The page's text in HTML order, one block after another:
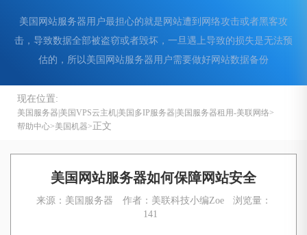
美国网站服务器用户最担心的就是网站遭到网络攻击或者黑客攻
击，导致数据全部被盗窃或者毁坏，一旦遇上导致的损失是无法预
估的，所以美国网站服务器用户需要做好网站数据备份
现在位置:
美国服务器|美国VPS云主机|美国多IP服务器|美国服务器租用-美联网络
帮助中心 美国机器 正文
美国网站服务器如何保障网站安全
来源：美国服务器 作者：美联科技小编Zoe
浏览量：
141